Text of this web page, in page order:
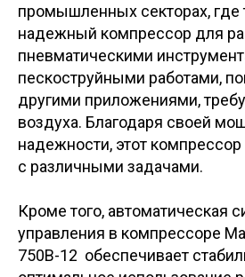
промышленных секторах, где
надежный компрессор для
пневматическими
пескоструйными работами,
другими приложениями,
воздуха. Благодаря своей
надежности, этот компрессор
с различными задачами.
Кроме того, автоматическая
управления в компрессоре
750В-12 обеспечивает